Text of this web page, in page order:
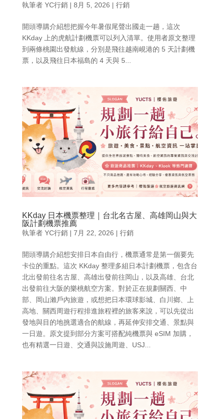
執筆者 YC行銷| 8月 5, 2026 | 行銷
開頭導購介紹想把握今年暑假尾聲出國走一趟，這次
KKday 上的虎航計劃機票可以列入清單。使用者原文整理
到兩條桃園出發航線，分別是飛往越南峴港的 5 天計劃機
票，以及飛往日本福島的 4 天與 5...
KKday 日本機票整理｜台北名古屋、高雄岡山與大
阪計劃機票推薦
執筆者 YC行銷| 7月 22, 2026 | 行銷
開頭導購介紹想安排日本自由行，機票通常是第一個要先
卡位的重點。這次 KKday 整理多組日本計劃機票，包含台
北出發前往名古屋、高雄出發前往岡山，以及高雄、台北
出發前往大阪的樂桃航空方案。對於正在規劃關西、中
部、岡山瀨戶內旅遊，或想把日本環球影城、白川鄉、上
高地、關西周遊行程排進旅程裡的旅客來說，可以先從出
發地與目的地挑選適合的航線，再延伸安排交通、景點與
一日遊。原文提到部分方案可搭配純機票與 eSIM 加購，
也有精選一日遊、交通與設施周遊、USJ...